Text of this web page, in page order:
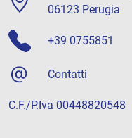
06123 Perugia
+39 0755851
Contatti
C.F./P.Iva 00448820548